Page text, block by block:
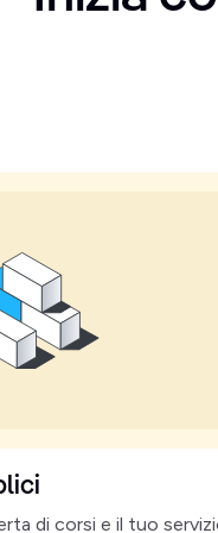
di corsi e il tuo